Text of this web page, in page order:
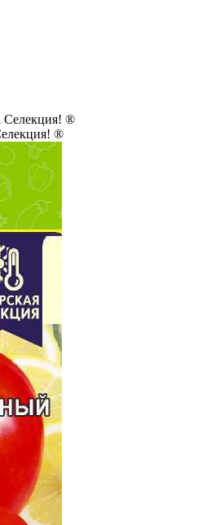
Селекция! ®
®